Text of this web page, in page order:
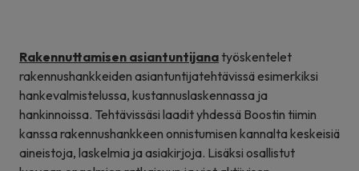
Rakennuttamisen asiantuntijana työskentelet
rakennushankkeiden asiantuntijatehtävissä esimerkiksi
hankevalmistelussa, kustannuslaskennassa ja
hankinnoissa. Tehtävissäsi laadit yhdessä Boostin tiimin
kanssa rakennushankkeen onnistumisen kannalta keskeisiä
aineistoja, laskelmia ja asiakirjoja. Lisäksi osallistut